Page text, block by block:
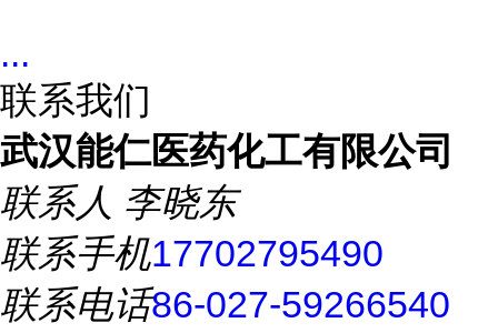
...
联系我们
武汉能仁医药化工有限公司
联系人 李晓东
联系手机17702795490
联系电话86-027-59266540